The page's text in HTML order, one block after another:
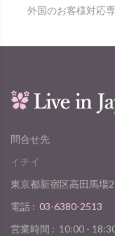
外国のお客様対応
問合せ先
イチイ
東京都新宿区高田馬場
電話 : 03-6380-2513
営業時間 : 10:00 -